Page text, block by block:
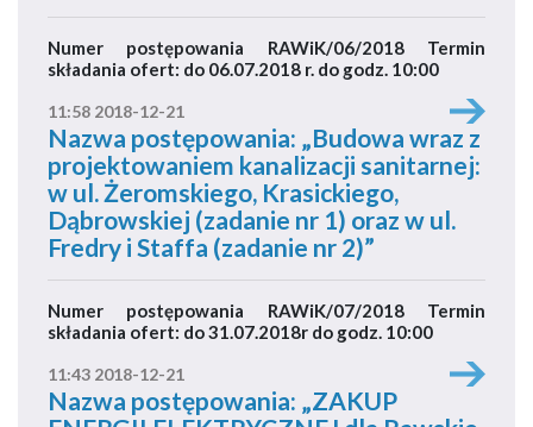
Numer postępowania RAWiK/06/2018 Termin
składania ofert: do 06.07.2018 r. do godz. 10:00
11:58 2018-12-21
Nazwa postępowania: „Budowa wraz z
projektowaniem kanalizacji sanitarnej:
w ul. Żeromskiego, Krasickiego,
Dąbrowskiej (zadanie nr 1) oraz w ul.
Fredry i Staffa (zadanie nr 2)”
Numer postępowania RAWiK/07/2018 Termin
składania ofert: do 31.07.2018r do godz. 10:00
11:43 2018-12-21
Nazwa postępowania: „ZAKUP